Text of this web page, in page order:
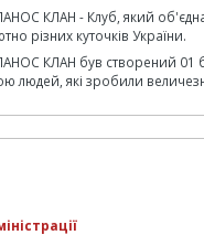
КЛАН - Клуб, який
різних куточків України.
КЛАН був створений 01
людей, які зробили